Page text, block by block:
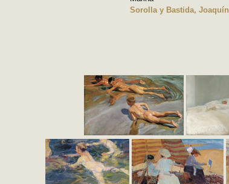
Sorolla y Bastida, Joaquín